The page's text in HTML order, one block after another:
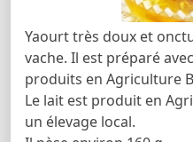
Yaourt très doux et
vache. Il est préparé
produits en Agriculture
Le lait est produit en
un élevage local.